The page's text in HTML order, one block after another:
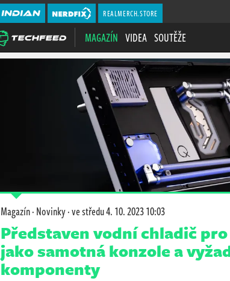
REALMERCH.STORE
MAGAZÍN VIDEA SOUTĚŽE
Magazín·Novinky·ve středu4. 10. 2023 10:03
Představen vodní chladič
jako samotná konzole a
komponenty